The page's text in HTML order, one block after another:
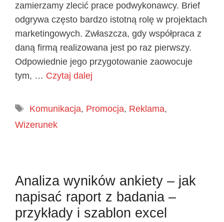
zamierzamy zlecić prace podwykonawcy. Brief
odgrywa często bardzo istotną rolę w projektach
marketingowych. Zwłaszcza, gdy współpraca z
daną firmą realizowana jest po raz pierwszy.
Odpowiednie jego przygotowanie zaowocuje
tym, … Czytaj dalej
Tagi
Komunikacja, Promocja, Reklama,
Wizerunek
Analiza wyników ankiety – jak
napisać raport z badania –
przykłady i szablon excel